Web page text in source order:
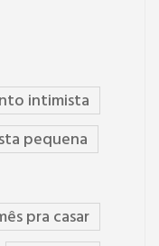
intimista
pequena
pra casar